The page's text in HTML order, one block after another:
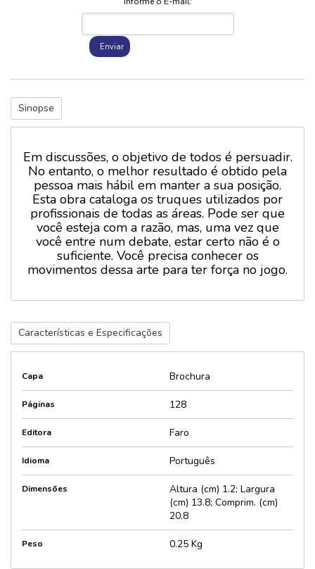
Enviar
Sinopse
Em discussões, o objetivo de todos é persuadir.
No entanto, o melhor resultado é obtido pela
pessoa mais hábil em manter a sua posição.
Esta obra cataloga os truques utilizados por
profissionais de todas as áreas. Pode ser que
você esteja com a razão, mas, uma vez que
você entre num debate, estar certo não é o
suficiente. Você precisa conhecer os
movimentos dessa arte para ter força no jogo.
Características e Especificações
Capa Brochura
Páginas 128
Editora Faro
Idioma Português
Dimensões
Altura (cm) 1.2; Largura
(cm) 13.8; Comprim. (cm)
20.8
Peso 0.25 Kg